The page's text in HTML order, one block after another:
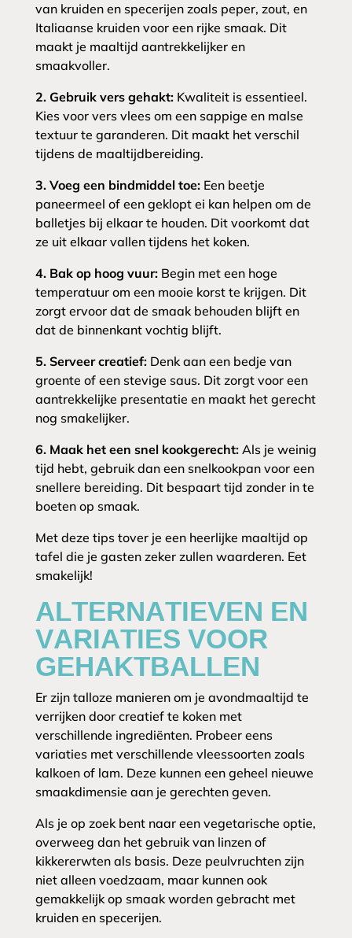
van kruiden en specerijen zoals peper, zout, en
Italiaanse kruiden voor een rijke smaak. Dit
maakt je maaltijd aantrekkelijker en
smaakvoller.
2. Gebruik vers gehakt:Kwaliteit is essentieel.
Kies voor vers vlees om een sappige en malse
textuur te garanderen. Dit maakt het verschil
tijdens de maaltijdbereiding.
3. Voeg een bindmiddel toe:Een beetje
paneermeel of een geklopt ei kan helpen om de
balletjes bij elkaar te houden. Dit voorkomt dat
ze uit elkaar vallen tijdens het koken.
4. Bak op hoog vuur:Begin met een hoge
temperatuur om een mooie korst te krijgen. Dit
zorgt ervoor dat de smaak behouden blijft en
dat de binnenkant vochtig blijft.
5. Serveer creatief:Denk aan een bedje van
groente of een stevige saus. Dit zorgt voor een
aantrekkelijke presentatie en maakt het gerecht
nog smakelijker.
6. Maak het een snel kookgerecht:Als je weinig
tijd hebt, gebruik dan een snelkookpan voor een
snellere bereiding. Dit bespaart tijd zonder in te
boeten op smaak.
Met deze tips tover je een heerlijke maaltijd op
tafel die je gasten zeker zullen waarderen. Eet
smakelijk!
ALTERNATIEVEN EN
VARIATIES VOOR
GEHAKTBALLEN
Er zijn talloze manieren om je avondmaaltijd te
verrijken door creatief te koken met
verschillende ingrediënten. Probeer eens
variaties met verschillende vleessoorten zoals
kalkoen of lam. Deze kunnen een geheel nieuwe
smaakdimensie aan je gerechten geven.
Als je op zoek bent naar een vegetarische optie,
overweeg dan het gebruik van linzen of
kikkererwten als basis. Deze peulvruchten zijn
niet alleen voedzaam, maar kunnen ook
gemakkelijk op smaak worden gebracht met
kruiden en specerijen.